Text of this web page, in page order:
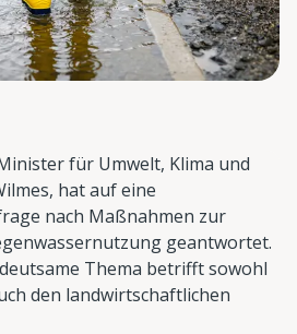
für Umwelt, Klima und
hat auf eine
nach Maßnahmen zur
geantwortet.
Thema betrifft sowohl
den landwirtschaftlichen